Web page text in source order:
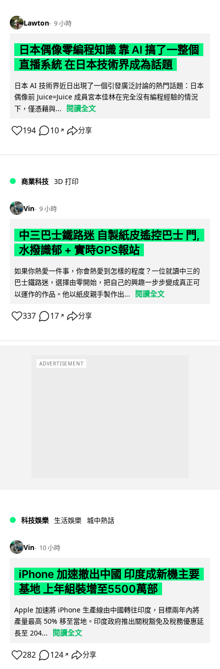
Lawton 9 小時
日本偶像零編程知識 靠 AI 搞了一整個
直播系統 在日本技術界成為話題
日本 AI 技術界近日出現了一個引發廣泛討論的熱門話題：日本
偶像前 Juice=Juice 成員宮本佳林在完全沒有編程經驗的情況
下，僅憑藉與...
閱讀全文
194 10 ↗ 分享
商業科技 3D 打印
Vin 9 小時
中三巴士鐵路迷 自製紙皮遙控巴士 門,
水撥識郁 + 實時GPS報站
如果你熱愛一件事，你會熱愛到怎樣的程度？一位就讀中三的
巴士鐵路迷，選擇由零開始，把自己的興趣一步步變成真正可
以運作的作品。他以紙皮親手製作出...
閱讀全文
337 17 ↗ 分享
ADVERTISEMENT
科技娛樂 生活娛樂 城中熱話
Vin 10 小時
iPhone 加速撤出中國 印度成新機主要
基地 上年組裝增至5500萬部
Apple 加速將 iPhone 生產線由中國轉往印度，目標兩年內將
產量最高 50% 移至當地。印度政府推出關稅豁免及稅務優惠延
長至 204...
閱讀全文
282 124 ↗ 分享